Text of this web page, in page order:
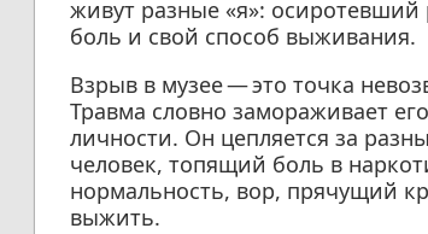
живут разные «я»:
боль и свой способ выживания.
Взрыв в музее — это точка
Травма словно замораживает
личности. Он цепляется за
человек, топящий боль в
нормальность, вор, прячущий
выжить.